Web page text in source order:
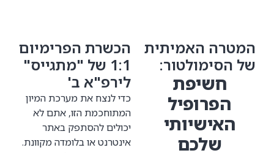
המטרה האמיתית
של הסימולטור:
חשיפת
הפרופיל
האישיותי
שלכם
הכשרת הפרימיום
1:1 של "מתגייס"
לירפ"א ב'
כדי לנצח את מערכת המיון
המתוחכמת הזו, אתם לא
יכולים להסתפק באתר
אינטרנט או בלומדה מקוונת.